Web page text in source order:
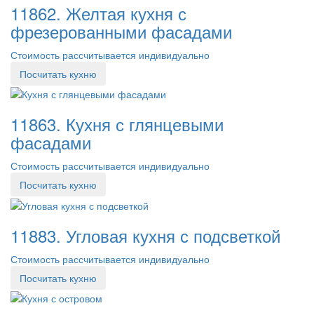
11862. Желтая кухня с
фрезерованными фасадами
Стоимость рассчитывается индивидуально
Посчитать кухню
11863. Кухня с глянцевыми
фасадами
Стоимость рассчитывается индивидуально
Посчитать кухню
11883. Угловая кухня с подсветкой
Стоимость рассчитывается индивидуально
Посчитать кухню